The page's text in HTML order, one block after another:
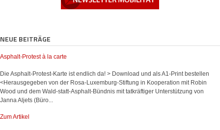
NEUE BEITRÄGE
Asphalt-Protest à la carte
Die Asphalt-Protest-Karte ist endlich da! > Download und als A1-Print bestellen
<Herausgegeben von der Rosa-Luxemburg-Stiftung in Kooperation mit Robin
Wood und dem Wald-statt-Asphalt-Bündnis mit tatkräftiger Unterstützung von
Janna Aljets (Büro...
Zum Artikel